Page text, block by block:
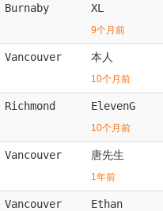
Burnaby XL
9个月前
Vancouver 本人
10个月前
Richmond ElevenG
10个月前
Vancouver 唐先生
1年前
Vancouver Ethan